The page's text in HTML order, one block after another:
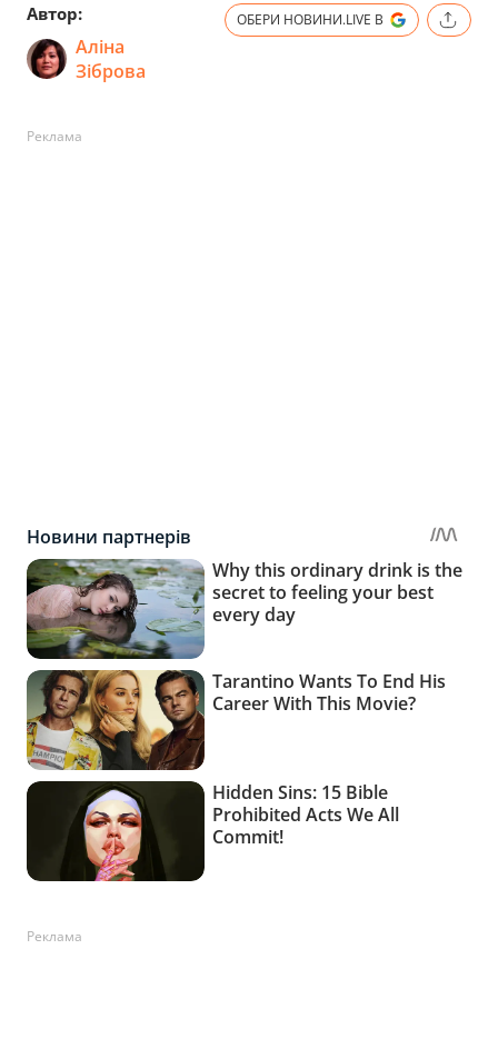
Автор:
Аліна
Зіброва
ОБЕРИ НОВИНИ.LIVE В
Реклама
Реклама